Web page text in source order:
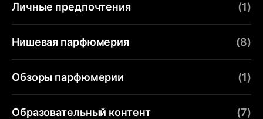
Личные предпочтения (1)
Нишевая парфюмерия (8)
Обзоры парфюмерии (1)
Образовательный контент (7)